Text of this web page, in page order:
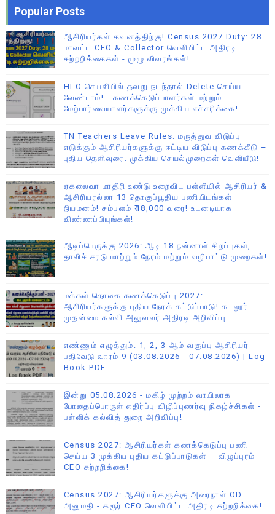
Popular Posts
ஆசிரியர்கள் கவனத்திற்கு! Census 2027 Duty: 28
மாவட்ட CEO & Collector வெளியிட்ட அதிரடி
சுற்றறிக்கைகள் - முழு விவரங்கள்!
HLO செயலியில் தவறு நடந்தால் Delete செய்ய
வேண்டாம்! - கணக்கெடுப்பாளர்கள் மற்றும்
மேற்பார்வையாளர்களுக்கு முக்கிய எச்சரிக்கை!
TN Teachers Leave Rules: மருத்துவ விடுப்பு
எடுக்கும் ஆசிரியர்களுக்கு ஈட்டிய விடுப்பு கணக்கீடு –
புதிய தெளிவுரை: முக்கிய செயல்முறைகள் வெளியீடு!
ஏகலைவா மாதிரி உண்டு உறைவிட பள்ளியில் ஆசிரியர் &
ஆசிரியரல்லா 13 தொகுப்பூதிய பணியிடங்கள்
நியமனம்! சம்பளம் ₹18,000 வரை! உடனடியாக
விண்ணப்பியுங்கள்!
ஆடிப்பெருக்கு 2026: ஆடி 18 நன்னாள் சிறப்புகள்,
தாலிச் சரடு மாற்றும் நேரம் மற்றும் வழிபாட்டு முறைகள்!
மக்கள் தொகை கணக்கெடுப்பு 2027:
ஆசிரியர்களுக்கு புதிய நேரக் கட்டுப்பாடு! கடலூர்
முதன்மை கல்வி அலுவலர் அதிரடி அறிவிப்பு
எண்ணும் எழுத்தும்: 1, 2, 3-ஆம் வகுப்பு ஆசிரியர்
பதிவேடு வாரம் 9 (03.08.2026 - 07.08.2026) | Log
Book PDF
இன்று 05.08.2026 - மகிழ் முற்றம் வாயிலாக
போதைப்பொருள் எதிர்ப்பு விழிப்புணர்வு நிகழ்ச்சிகள் -
பள்ளிக் கல்வித் துறை அறிவிப்பு!
Census 2027: ஆசிரியர்கள் கணக்கெடுப்பு பணி
செய்ய 3 முக்கிய புதிய கட்டுப்பாடுகள் – விழுப்புரம்
CEO சுற்றறிக்கை!
Census 2027: ஆசிரியர்களுக்கு அரைநாள் OD
அனுமதி - கரூர் CEO வெளியிட்ட அதிரடி சுற்றறிக்கை!